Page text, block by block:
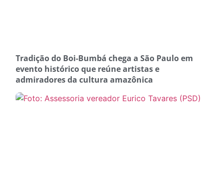
Tradição do Boi-Bumbá chega a São Paulo em
evento histórico que reúne artistas e
admiradores da cultura amazônica